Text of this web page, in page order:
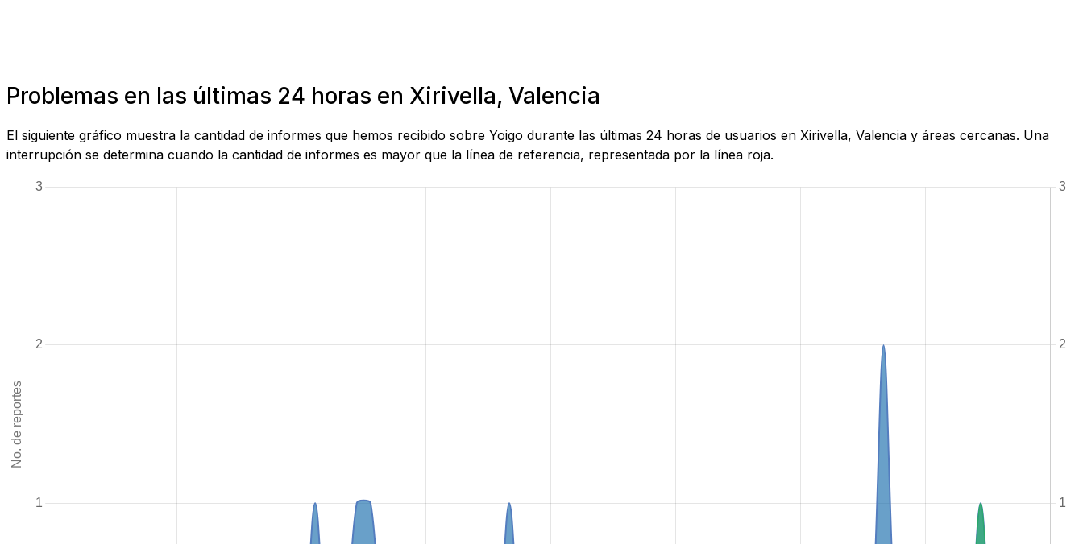
Problemas en las últimas 24 horas en Xirivella, Valencia
El siguiente gráfico muestra la cantidad de informes que hemos recibido sobre Yoigo durante las últimas 24 horas de usuarios en Xirivella, Valencia y áreas cercanas. Una
interrupción se determina cuando la cantidad de informes es mayor que la línea de referencia, representada por la línea roja.